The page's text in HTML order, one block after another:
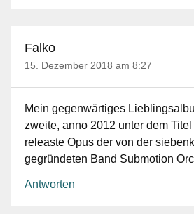
Falko
15. Dezember 2018 am 8:27
Mein gegenwärtiges
zweite, anno 2012 unter dem Titel
releaste Opus der von der
gegründeten Band Submotion
Antworten